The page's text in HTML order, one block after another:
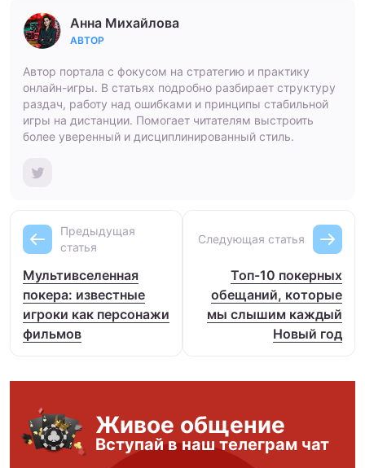
Анна Михайлова
АВТОР
Автор портала с фокусом на стратегию и практику
онлайн-игры. В статьях подробно разбирает структуру
раздач, работу над ошибками и принципы стабильной
игры на дистанции. Помогает читателям выстроить
более уверенный и дисциплинированный стиль.
Предыдущая
статья
Мультивселенная
покера: известные
игроки как персонажи
фильмов
Следующая статья
Топ-10 покерных
обещаний, которые
мы слышим каждый
Новый год
Живое общение
Вступай в наш телеграм чат